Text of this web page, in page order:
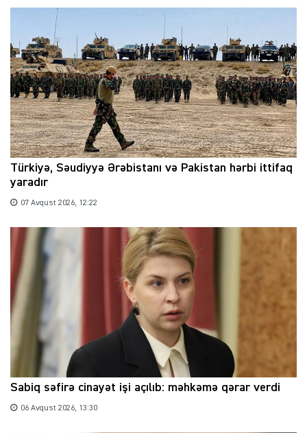
Türkiyə, Səudiyyə Ərəbistanı və Pakistan hərbi ittifaq
yaradır
07 Avqust 2026, 12:22
Sabiq səfirə cinayət işi açılıb: məhkəmə qərar verdi
06 Avqust 2026, 13:30